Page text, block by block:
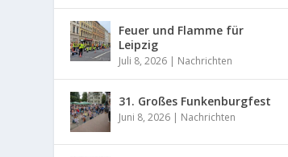
Feuer und Flamme für
Leipzig
Juli 8, 2026 | Nachrichten
31. Großes Funkenburgfest
Juni 8, 2026 | Nachrichten